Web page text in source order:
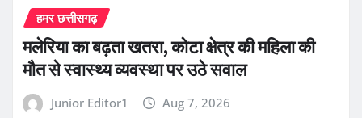
हमर छत्तीसगढ़
मलेरिया का बढ़ता खतरा, कोटा क्षेत्र की महिला की
मौत से स्वास्थ्य व्यवस्था पर उठे सवाल
Junior Editor1 Aug 7, 2026